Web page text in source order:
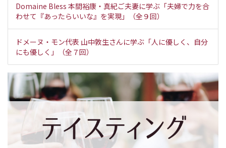
Domaine Bless 本間裕康・真紀ご夫妻に学ぶ「夫婦で力を合
わせて『あったらいいな』を実現」（全９回）
ドメーヌ・モン代表 山中敦生さんに学ぶ「人に優しく、自分
にも優しく」（全７回）